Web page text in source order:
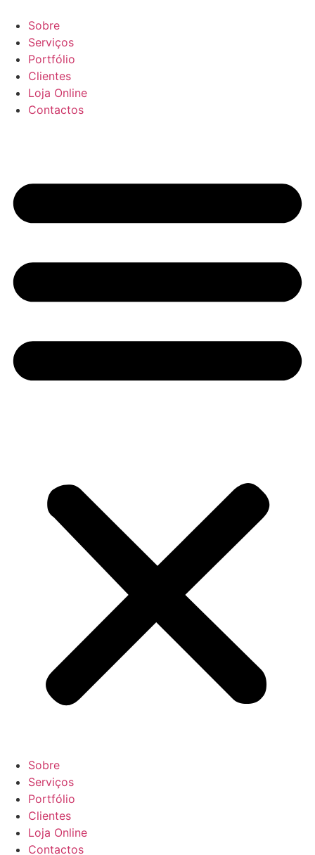
para
conteúdo
Sobre
Serviços
Portfólio
Clientes
Loja Online
Contactos
Sobre
Serviços
Portfólio
Clientes
Loja Online
Contactos